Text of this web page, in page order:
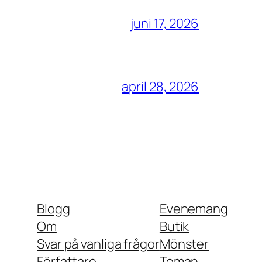
juni 17, 2026
april 28, 2026
Blogg
Om
Svar på vanliga frågor
Evenemang
Butik
Mönster